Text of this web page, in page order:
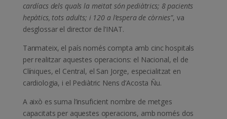
cardíacs dels quals la meitat són pediàtrics; 8 pacients
hepàtics, tots adults; i 120 a l’espera de còrnies”, va
desglossar el director de l’INAT.
Tanmateix, el país només compta amb cinc hospitals
per realitzar aquestes operacions: el Nacional, el de
Clíniques, el Central, el San Jorge, especialitzat en
cardiologia, i el Pediàtric Nens d’Acosta Ñu.
A això es suma l’insuficient nombre de metges
capacitats per aquestes operacions, amb només dos